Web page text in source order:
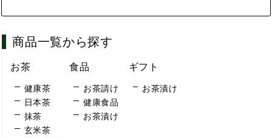
商品一覧から探す
お茶
健康茶
日本茶
抹茶
玄米茶
食品
お茶請け
健康食品
お茶漬け
ギフト
お茶漬け